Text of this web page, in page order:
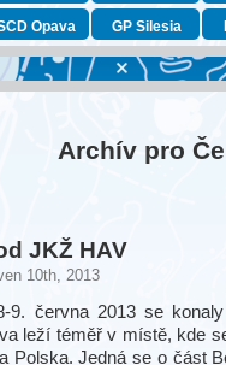
Opava GP Silesia
Archív pro
JKŽ HAV
10th, 2013
9. června 2013 se
leží téměř v místě, kde
Polska. Jedná se o část